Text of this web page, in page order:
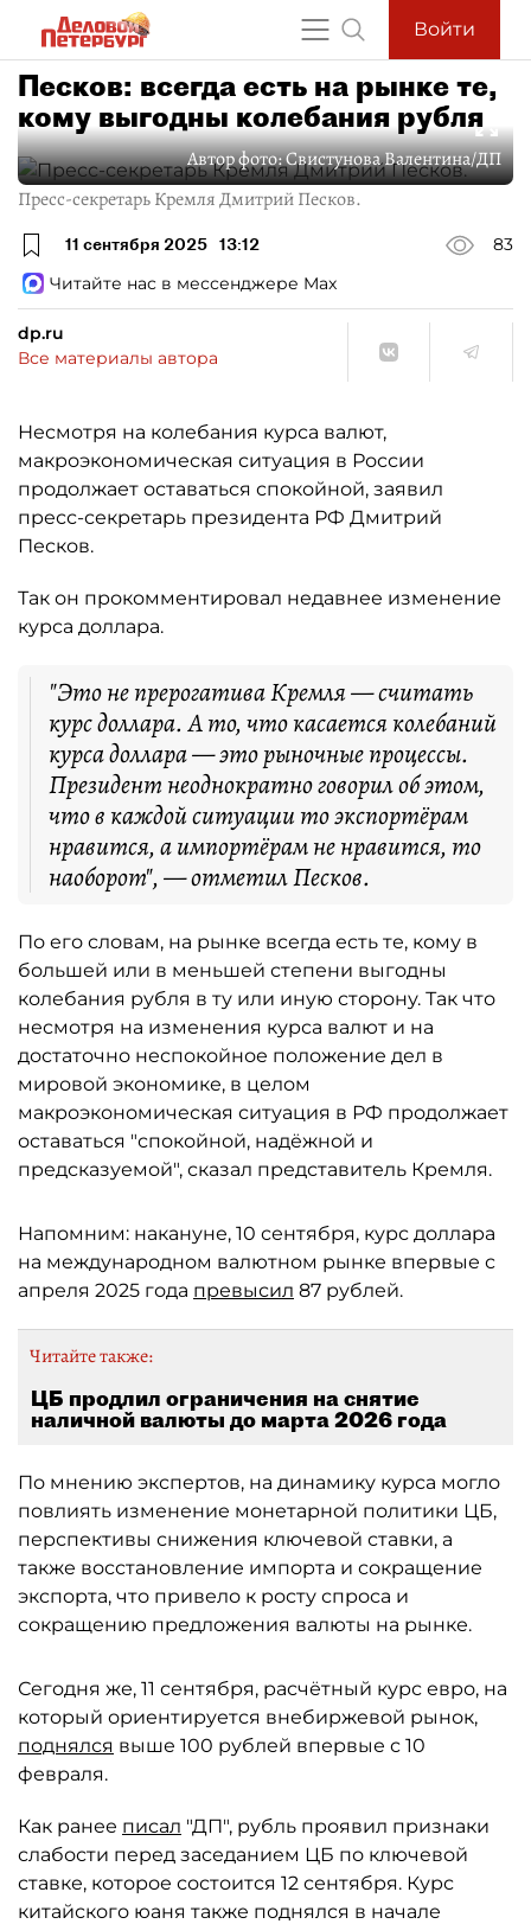
Войти
Песков: всегда есть на рынке те,
кому выгодны колебания рубля
Автор фото:Свистунова Валентина/ДП
Пресс-секретарь Кремля Дмитрий Песков.
11 сентября 2025 13:12
83
Читайте нас в мессенджере Max
dp.ru
Все материалы автора
Несмотря на колебания курса валют,
макроэкономическая ситуация в России
продолжает оставаться спокойной, заявил
пресс-секретарь президента РФ Дмитрий
Песков.
Так он прокомментировал недавнее изменение
курса доллара.
"Это не прерогатива Кремля — считать
курс доллара. А то, что касается колебаний
курса доллара — это рыночные процессы.
Президент неоднократно говорил об этом,
что в каждой ситуации то экспортёрам
нравится, а импортёрам не нравится, то
наоборот", — отметил Песков.
По его словам, на рынке всегда есть те, кому в
большей или в меньшей степени выгодны
колебания рубля в ту или иную сторону. Так что
несмотря на изменения курса валют и на
достаточно неспокойное положение дел в
мировой экономике, в целом
макроэкономическая ситуация в РФ продолжает
оставаться "спокойной, надёжной и
предсказуемой", сказал представитель Кремля.
Напомним: накануне, 10 сентября, курс доллара
на международном валютном рынке впервые с
апреля 2025 года превысил 87 рублей.
Читайте также:
ЦБ продлил ограничения на снятие
наличной валюты до марта 2026 года
По мнению экспертов, на динамику курса могло
повлиять изменение монетарной политики ЦБ,
перспективы снижения ключевой ставки, а
также восстановление импорта и сокращение
экспорта, что привело к росту спроса и
сокращению предложения валюты на рынке.
Сегодня же, 11 сентября, расчётный курс евро, на
который ориентируется внебиржевой рынок,
поднялся выше 100 рублей впервые с 10
февраля.
Как ранее писал "ДП", рубль проявил признаки
слабости перед заседанием ЦБ по ключевой
ставке, которое состоится 12 сентября. Курс
китайского юаня также поднялся в начале